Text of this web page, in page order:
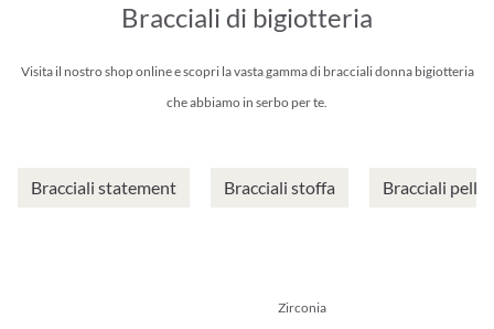
Bracciali di bigiotteria
Visita il nostro shop online e scopri la vasta gamma di bracciali donna bigiotteria
che abbiamo in serbo per te.
Bracciali statement Bracciali stoffa Bracciali pelle
Zirconia